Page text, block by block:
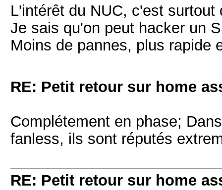
L'intérêt du NUC, c'est
Je sais qu'on peut hacker un
Moins de pannes, plus rapide
RE: Petit retour sur home
Complétement en phase;
fanless, ils sont réputés
RE: Petit retour sur home